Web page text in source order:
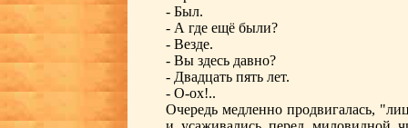
- Был.
- А где ещё были?
- Везде.
- Вы здесь давно?
- Двадцать пять лет.
- О-ох!..
Очередь медленно продвигалась,